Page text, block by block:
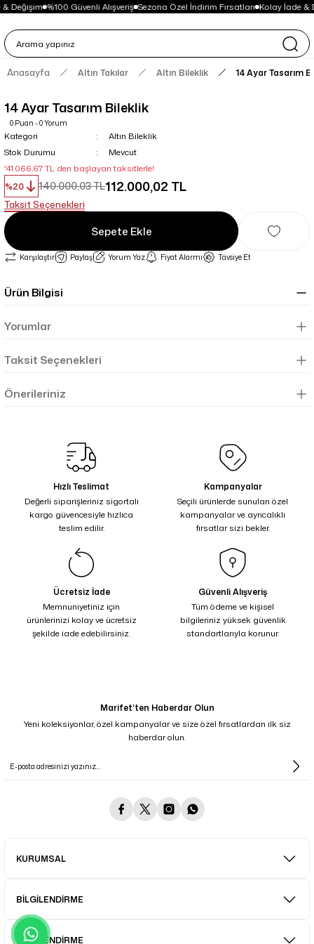
Değişim %100 Güvenli Alışveriş Sezona Özel İndirim Fırsatları Kolay İade &
Anasayfa Altın Takılar Altın Bileklik 14 Ayar Tasarım
14 Ayar Tasarım Bileklik
0 Puan - 0 Yorum
Kategori
Altın Bileklik
Stok Durumu
Mevcut
*41.066,67 TL den başlayan taksitlerle!
%20
140.000,03 TL112.000,02 TL
Taksit Seçenekleri
Sepete Ekle
Karşılaştır Paylaş Yorum Yaz Fiyat Alarmı Tavsiye Et
Ürün Bilgisi
Yorumlar
Taksit Seçenekleri
Önerileriniz
Hızlı Teslimat
Değerli siparişleriniz sigortalı
kargo güvencesiyle hızlıca
teslim edilir.
Kampanyalar
Seçili ürünlerde sunulan özel
kampanyalar ve ayrıcalıklı
fırsatlar sizi bekler.
Ücretsiz İade
Memnuniyetiniz için
ürünlerinizi kolay ve ücretsiz
şekilde iade edebilirsiniz.
Güvenli Alışveriş
Tüm ödeme ve kişisel
bilgileriniz yüksek güvenlik
standartlarıyla korunur.
Marifet’ten Haberdar Olun
Yeni koleksiyonlar, özel kampanyalar ve size özel fırsatlardan ilk siz
haberdar olun.
KURUMSAL
BİLGİLENDİRME
BİLGİLENDİRME